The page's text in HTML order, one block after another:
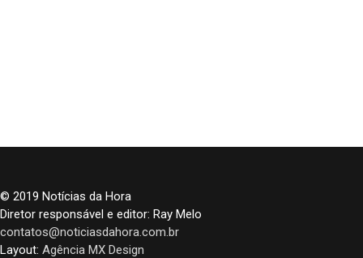
© 2019 Notícias da Hora
Diretor responsável e editor: Ray Melo
contatos@noticiasdahora.com.br
Layout: Agência MX Design